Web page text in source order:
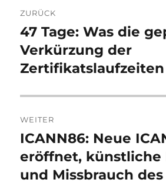
ZURÜCK
Vorheriger
Beitrag:
47 Tage: Was die
Verkürzung der
WEITER
Nächster
Beitrag:
ICANN86: Neue
eröffnet, künstliche
und Missbrauch des